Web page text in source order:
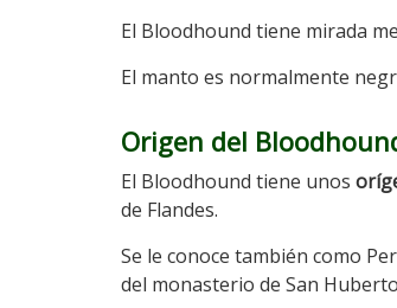
El Bloodhound tiene mirada
El manto es normalmente
Origen del
El Bloodhound tiene unos
de Flandes.
Se le conoce también como
del monasterio de San